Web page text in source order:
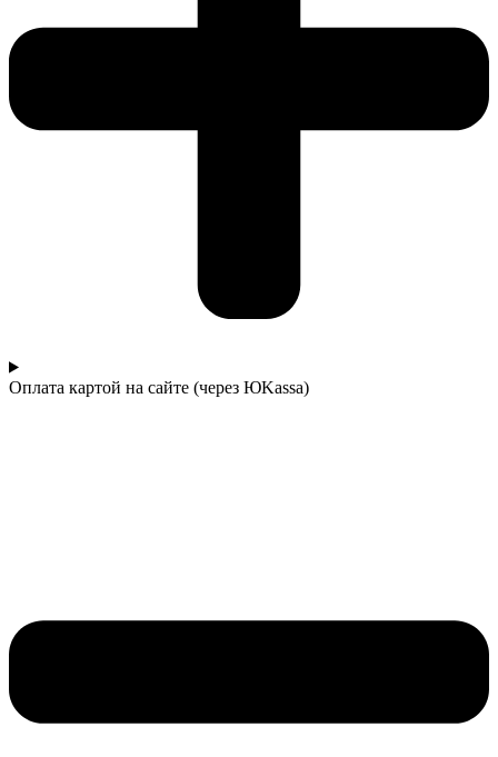
Оплата картой на сайте (через ЮKassa)